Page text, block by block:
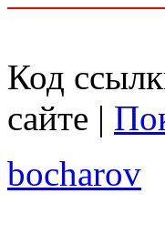
Код
сайте |
bocharov